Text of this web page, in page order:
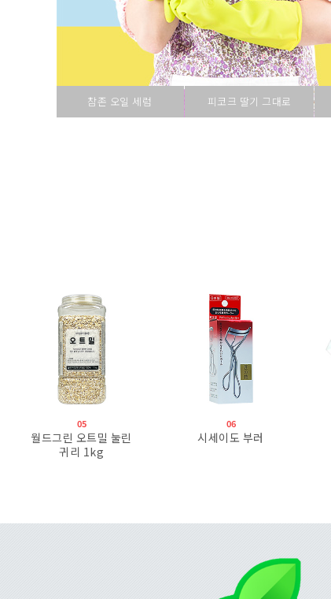
참존 오일 세럼 피코크 딸기 그대로
05
월드그린 오트밀 눌린
귀리 1kg
06
시세이도 부러